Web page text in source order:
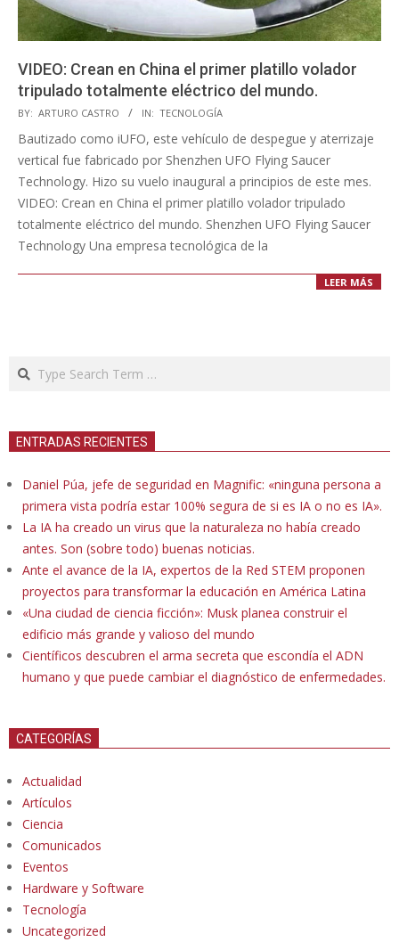
VIDEO: Crean en China el primer platillo volador
tripulado totalmente eléctrico del mundo.
2023-
06-
BY: ARTURO CASTRO IN: TECNOLOGÍA
Bautizado como iUFO, este vehículo de despegue y aterrizaje
vertical fue fabricado por Shenzhen UFO Flying Saucer
Technology. Hizo su vuelo inaugural a principios de este mes.
VIDEO: Crean en China el primer platillo volador tripulado
totalmente eléctrico del mundo. Shenzhen UFO Flying Saucer
Technology Una empresa tecnológica de la
LEER MÁS
Search
ENTRADAS RECIENTES
Daniel Púa, jefe de seguridad en Magnific: «ninguna persona a
primera vista podría estar 100% segura de si es IA o no es IA».
La IA ha creado un virus que la naturaleza no había creado
antes. Son (sobre todo) buenas noticias.
Ante el avance de la IA, expertos de la Red STEM proponen
proyectos para transformar la educación en América Latina
«Una ciudad de ciencia ficción»: Musk planea construir el
edificio más grande y valioso del mundo
Científicos descubren el arma secreta que escondía el ADN
humano y que puede cambiar el diagnóstico de enfermedades.
CATEGORÍAS
Actualidad
Artículos
Ciencia
Comunicados
Eventos
Hardware y Software
Tecnología
Uncategorized